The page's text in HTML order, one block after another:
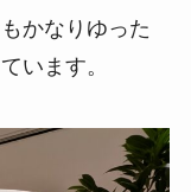
かなりゆった
います。